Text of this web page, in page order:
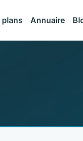
plans Annuaire